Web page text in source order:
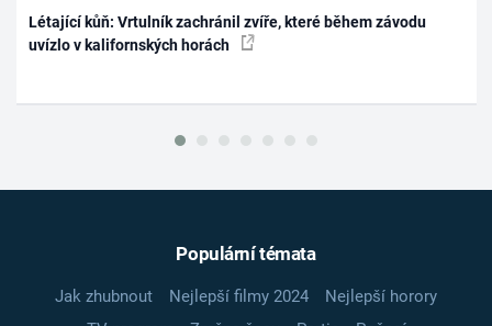
Létající kůň: Vrtulník zachránil zvíře, které během závodu
uvízlo v kalifornských horách
Populární témata
Jak zhubnout Nejlepší filmy 2024
Nejlepší horory